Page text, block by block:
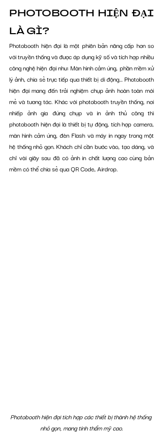
PHOTOBOOTH HIỆN ĐẠI
LÀ GÌ?
Photobooth hiện đại là một phiên bản nâng cấp hơn so
với truyền thống và được áp dụng kỹ số và tích hợp nhiều
công nghệ hiện đại như: Màn hình cảm ứng, phần mềm xử
lý ảnh, chia sẻ trực tiếp qua thiết bị di động… Photobooth
hiện đại mang đến trải nghiệm chụp ảnh hoàn toàn mới
mẻ và tương tác. Khác với photobooth truyền thống, nơi
nhiếp ảnh gia đứng chụp và in ảnh thủ công thì
photobooth hiện đại là thiết bị tự động, tích hợp camera,
màn hình cảm ứng, đèn Flash và máy in ngay trong một
hệ thống nhỏ gọn. Khách chỉ cần bước vào, tạo dáng, và
chỉ vài giây sau đã có ảnh in chất lượng cao cùng bản
mềm có thể chia sẻ qua QR Code, Airdrop.
Photobooth hiện đại tích hợp các thiết bị thành hệ thống
nhỏ gọn, mang tính thẩm mỹ cao.